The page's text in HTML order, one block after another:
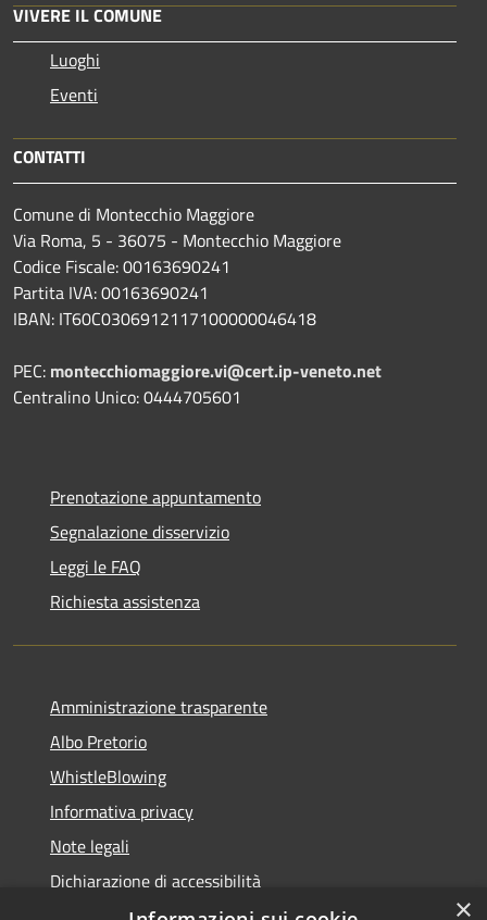
VIVERE IL COMUNE
Luoghi
Eventi
CONTATTI
Comune di Montecchio Maggiore
Via Roma, 5 - 36075 - Montecchio Maggiore
Codice Fiscale: 00163690241
Partita IVA: 00163690241
IBAN: IT60C0306912117100000046418
PEC: montecchiomaggiore.vi@cert.ip-veneto.net
Centralino Unico: 0444705601
Prenotazione appuntamento
Segnalazione disservizio
Leggi le FAQ
Richiesta assistenza
Amministrazione trasparente
Albo Pretorio
WhistleBlowing
Informativa privacy
Note legali
Dichiarazione di accessibilità
×